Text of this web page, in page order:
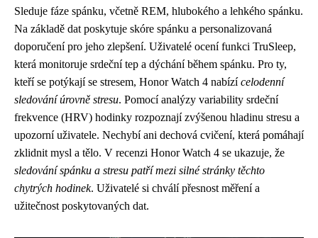
Sleduje fáze spánku, včetně REM, hlubokého a lehkého spánku.
Na základě dat poskytuje skóre spánku a personalizovaná
doporučení pro jeho zlepšení. Uživatelé ocení funkci TruSleep,
která monitoruje srdeční tep a dýchání během spánku. Pro ty,
kteří se potýkají se stresem, Honor Watch 4 nabízícelodenní
sledování úrovně stresu. Pomocí analýzy variability srdeční
frekvence (HRV) hodinky rozpoznají zvýšenou hladinu stresu a
upozorní uživatele. Nechybí ani dechová cvičení, která pomáhají
zklidnit mysl a tělo. V recenzi Honor Watch 4 se ukazuje, že
sledování spánku a stresu patří mezi silné stránky těchto
chytrých hodinek. Uživatelé si chválí přesnost měření a
užitečnost poskytovaných dat.